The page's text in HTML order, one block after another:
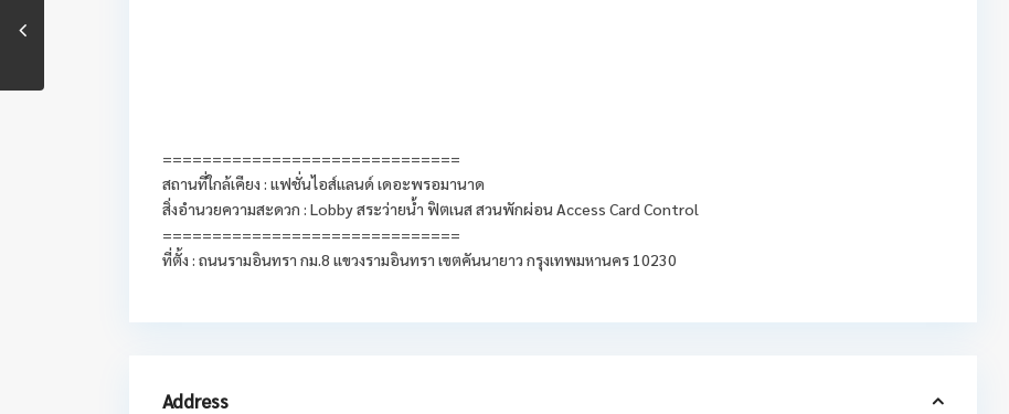
==============================
สถานที่ใกล้เคียง : แฟชั่นไอส์แลนด์ เดอะพรอมานาด
สิ่งอำนวยความสะดวก : Lobby สระว่ายน้ำ ฟิตเนส สวนพักผ่อน Access Card Control
==============================
ที่ตั้ง : ถนนรามอินทรา กม.8 แขวงรามอินทรา เขตคันนายาว กรุงเทพมหานคร 10230
Address